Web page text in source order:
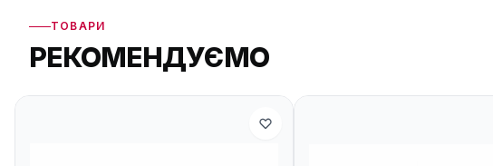
ТОВАРИ
РЕКОМЕНДУЄМО